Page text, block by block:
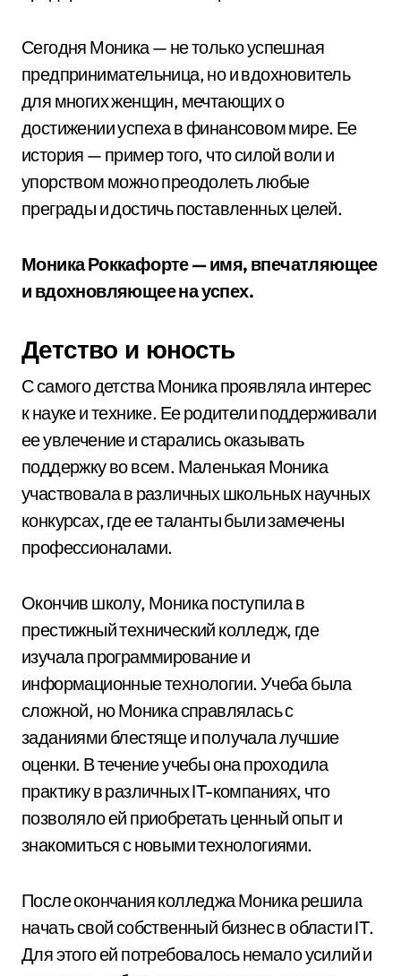
Сегодня Моника — не только успешная
предпринимательница, но и вдохновитель
для многих женщин, мечтающих о
достижении успеха в финансовом мире. Ее
история — пример того, что силой воли и
упорством можно преодолеть любые
преграды и достичь поставленных целей.
Моника Роккафорте — имя, впечатляющее
и вдохновляющее на успех.
Детство и юность
С самого детства Моника проявляла интерес
к науке и технике. Ее родители поддерживали
ее увлечение и старались оказывать
поддержку во всем. Маленькая Моника
участвовала в различных школьных научных
конкурсах, где ее таланты были замечены
профессионалами.
Окончив школу, Моника поступила в
престижный технический колледж, где
изучала программирование и
информационные технологии. Учеба была
сложной, но Моника справлялась с
заданиями блестяще и получала лучшие
оценки. В течение учебы она проходила
практику в различных IT-компаниях, что
позволяло ей приобретать ценный опыт и
знакомиться с новыми технологиями.
После окончания колледжа Моника решила
начать свой собственный бизнес в области IT.
Для этого ей потребовалось немало усилий и